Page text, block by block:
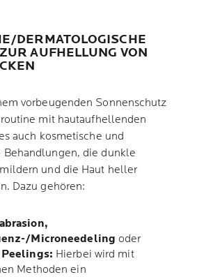
DERMATOLOGISCHE
AUFHELLUNG VON
vorbeugenden Sonnenschutz
mit hautaufhellenden
auch kosmetische und
die dunkle
und die Haut heller
Dazu gehören:
Microneedeling oder
Hierbei wird mit
Methoden ein